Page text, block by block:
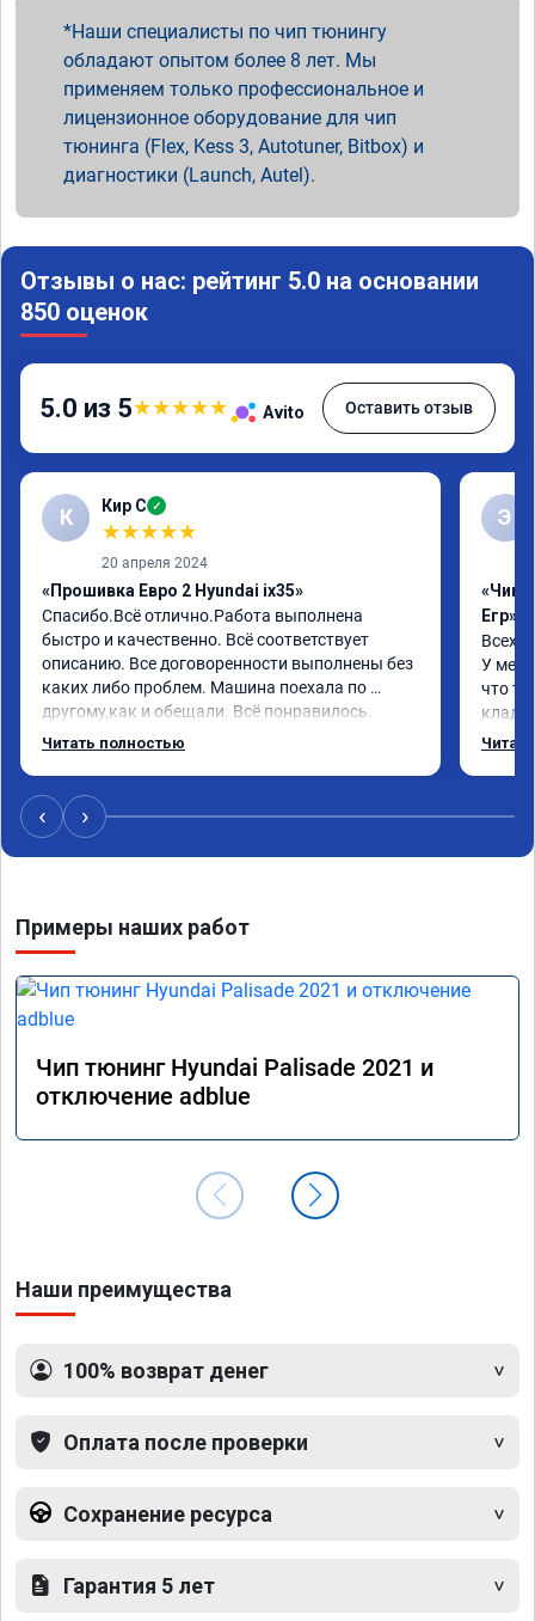
Наши специалисты по чип тюнингу
обладают опытом более 8 лет. Мы
применяем только профессиональное и
лицензионное оборудование для чип
тюнинга (Flex, Kess 3, Autotuner, Bitbox) и
диагностики (Launch, Autel).
Отзывы о нас: рейтинг 5.0 на основании
850 оценок
5.0 из 5★★★★★ Avito Оставить отзыв
К Кир С ✓
★★★★★
20 апреля 2024
«Прошивка Евро 2 Hyundai ix35»
Спасибо.Всё отлично.Работа выполнена
быстро и качественно. Всё соответствует
описанию. Все договоренности выполнены без
каких либо проблем. Машина поехала по
другому,как и обещали. Всё понравилось.
Рекомендую данную компанию.
Читать полностью
Э
«Чип
Егр»
Всех
У
что
и ЕГР
В
‹ ›
Примеры наших работ
Чип тюнинг Hyundai Palisade 2021 и
отключение adblue
Наши преимущества
100% возврат денег
Оплата после проверки
Сохранение ресурса
Гарантия 5 лет